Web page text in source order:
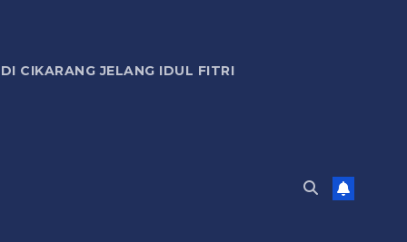
CIKARANG JELANG IDUL FITRI